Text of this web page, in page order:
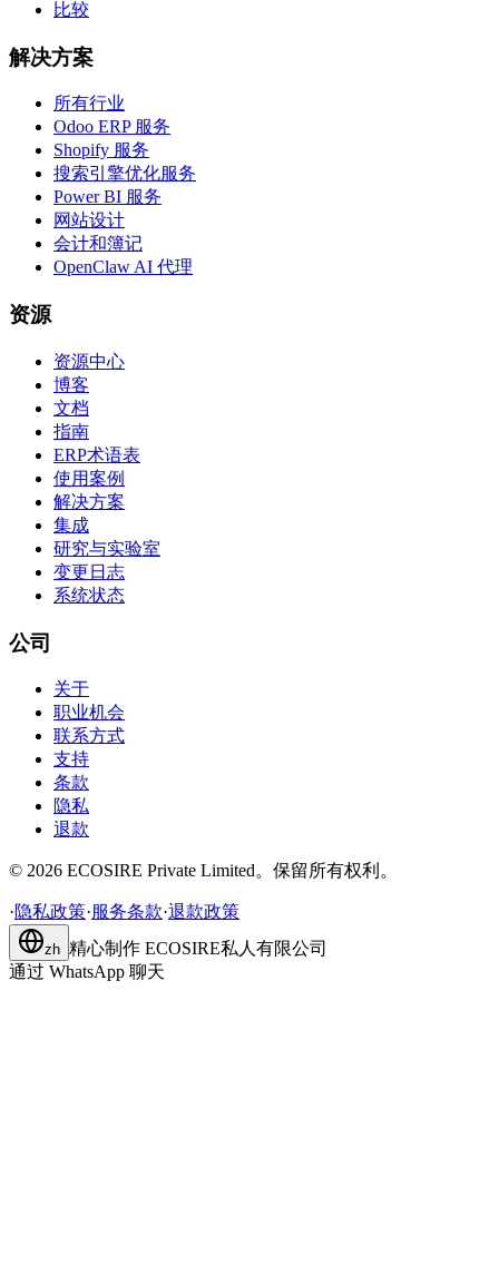
比较
解决方案
所有行业
Odoo ERP 服务
Shopify 服务
搜索引擎优化服务
Power BI 服务
网站设计
会计和簿记
OpenClaw AI 代理
资源
资源中心
博客
文档
指南
ERP术语表
使用案例
解决方案
集成
研究与实验室
变更日志
系统状态
公司
关于
职业机会
联系方式
支持
条款
隐私
退款
© 2026 ECOSIRE Private Limited。保留所有权利。
·隐私政策·服务条款·退款政策
zh 精心制作 ECOSIRE私人有限公司
通过 WhatsApp 聊天